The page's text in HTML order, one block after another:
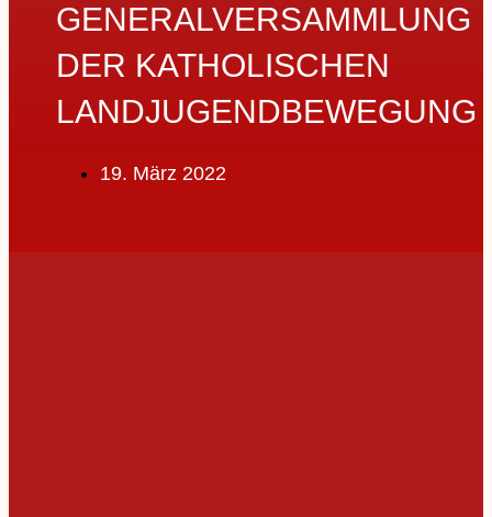
GENERALVERSAMMLUNG
DER KATHOLISCHEN
LANDJUGENDBEWEGUNG
19. März 2022